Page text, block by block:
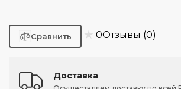
★ 0Отзывы (0)
Доставка